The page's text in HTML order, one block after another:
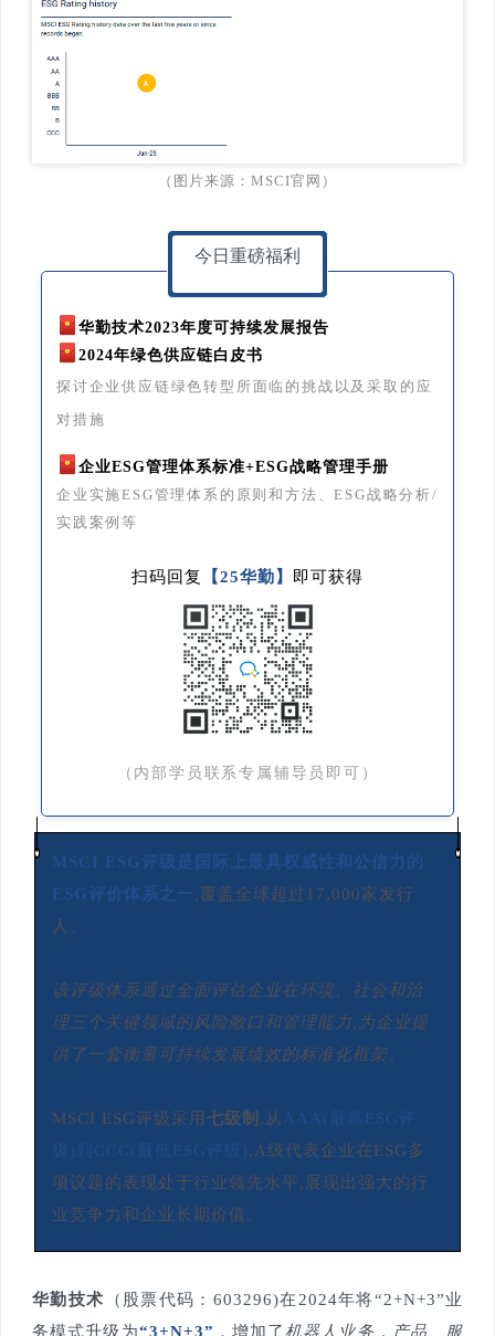
（图片来源：MSCI官网）
今日重磅福利
华勤技术2023年度可持续发展报告
2024年绿色供应链白皮书
探讨企业供应链绿色转型所面临的挑战以及采取的应
对措施
企业ESG管理体系标准+ESG战略管理手册
企业实施ESG管理体系的原则和方法、ESG战略分析/
实践案例等
扫码回复 【25华勤】 即可获得
（内部学员联系专属辅导员即可）
MSCI ESG评级是国际上最具权威性和公信力的
ESG评价体系之一,覆盖全球超过17,000家发行
人。
该评级体系通过全面评估企业在环境、社会和治
理三个关键领域的风险敞口和管理能力,为企业提
供了一套衡量可持续发展绩效的标准化框架。
MSCI ESG评级采用 七级制 ,从 AAA(最高ESG评
级)到CCC(最低ESG评级),A级代表企业在ESG多
项议题的表现处于行业领先水平,展现出强大的行
业竞争力和企业长期价值。
华勤技术 （股票代码：603296)在2024年将“2+N+3”业
务模式升级为“3+N+3” ，增加了 机器人业务，产品、服